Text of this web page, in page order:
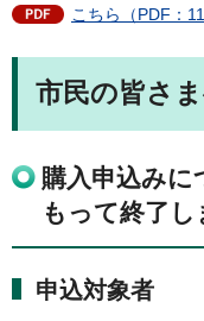
こちら（PDF：
市民の皆さ
購入申込みに
もって終了し
申込対象者